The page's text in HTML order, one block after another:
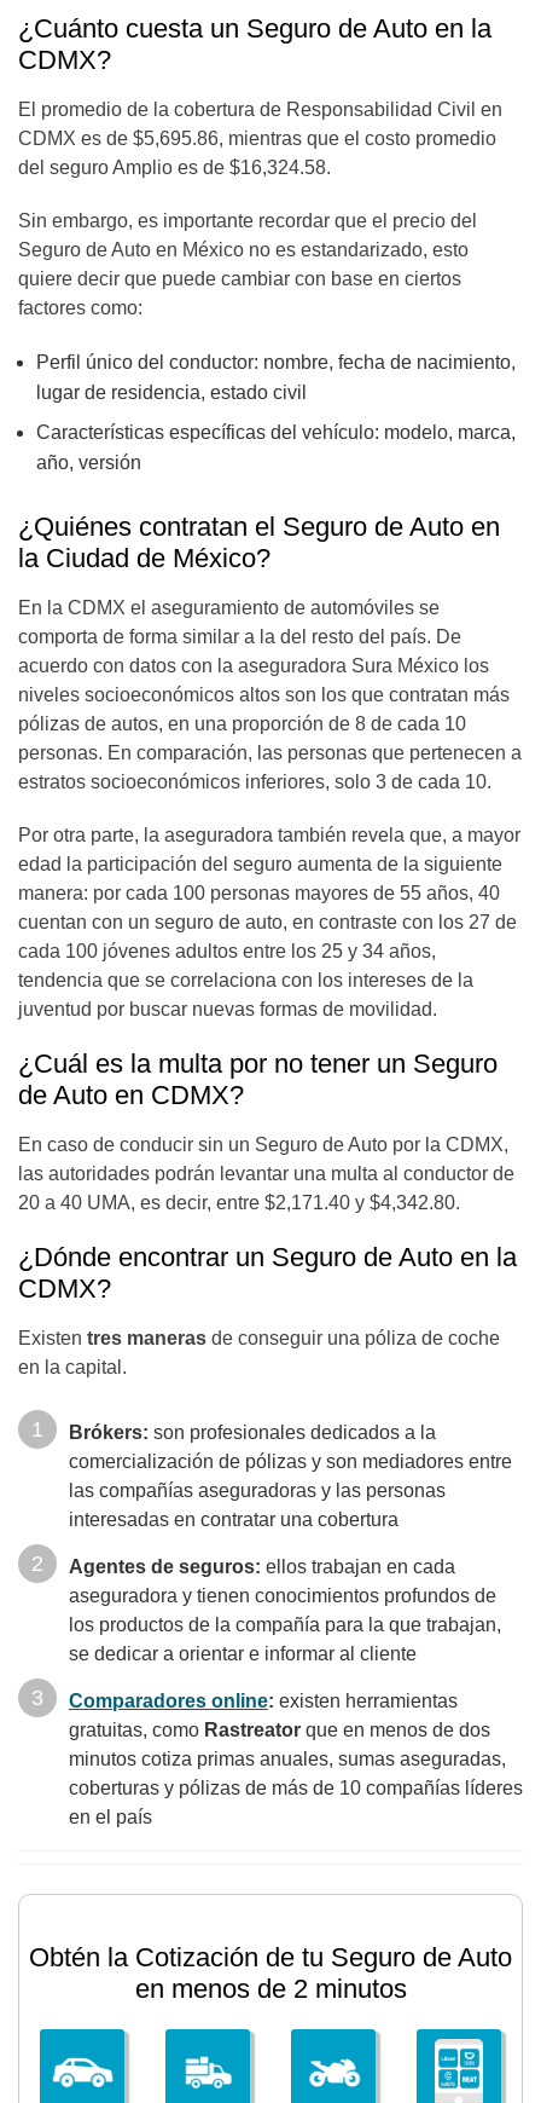
¿Cuánto cuesta un Seguro de Auto en la
CDMX?
El promedio de la cobertura de Responsabilidad Civil en
CDMX es de $5,695.86, mientras que el costo promedio
del seguro Amplio es de $16,324.58.
Sin embargo, es importante recordar que el precio del
Seguro de Auto en México no es estandarizado, esto
quiere decir que puede cambiar con base en ciertos
factores como:
Perfil único del conductor: nombre, fecha de nacimiento,
lugar de residencia, estado civil
Características específicas del vehículo: modelo, marca,
año, versión
¿Quiénes contratan el Seguro de Auto en
la Ciudad de México?
En la CDMX el aseguramiento de automóviles se
comporta de forma similar a la del resto del país. De
acuerdo con datos con la aseguradora Sura México los
niveles socioeconómicos altos son los que contratan más
pólizas de autos, en una proporción de 8 de cada 10
personas. En comparación, las personas que pertenecen a
estratos socioeconómicos inferiores, solo 3 de cada 10.
Por otra parte, la aseguradora también revela que, a mayor
edad la participación del seguro aumenta de la siguiente
manera: por cada 100 personas mayores de 55 años, 40
cuentan con un seguro de auto, en contraste con los 27 de
cada 100 jóvenes adultos entre los 25 y 34 años,
tendencia que se correlaciona con los intereses de la
juventud por buscar nuevas formas de movilidad.
¿Cuál es la multa por no tener un Seguro
de Auto en CDMX?
En caso de conducir sin un Seguro de Auto por la CDMX,
las autoridades podrán levantar una multa al conductor de
20 a 40 UMA, es decir, entre $2,171.40 y $4,342.80.
¿Dónde encontrar un Seguro de Auto en la
CDMX?
Existen tres maneras de conseguir una póliza de coche
en la capital.
Brókers: son profesionales dedicados a la
comercialización de pólizas y son mediadores entre
las compañías aseguradoras y las personas
interesadas en contratar una cobertura
Agentes de seguros: ellos trabajan en cada
aseguradora y tienen conocimientos profundos de
los productos de la compañía para la que trabajan,
se dedicar a orientar e informar al cliente
Comparadores online: existen herramientas
gratuitas, como Rastreator que en menos de dos
minutos cotiza primas anuales, sumas aseguradas,
coberturas y pólizas de más de 10 compañías líderes
en el país
Obtén la Cotización de tu Seguro de Auto
en menos de 2 minutos